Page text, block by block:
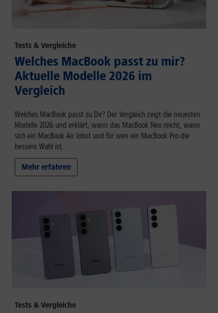
Tests & Vergleiche
Welches MacBook passt zu mir?
Aktuelle Modelle 2026 im
Vergleich
Welches MacBook passt zu Dir? Der Vergleich zeigt die neuesten
Modelle 2026 und erklärt, wann das MacBook Neo reicht, wann
sich ein MacBook Air lohnt und für wen ein MacBook Pro die
bessere Wahl ist.
Mehr erfahren
Tests & Vergleiche